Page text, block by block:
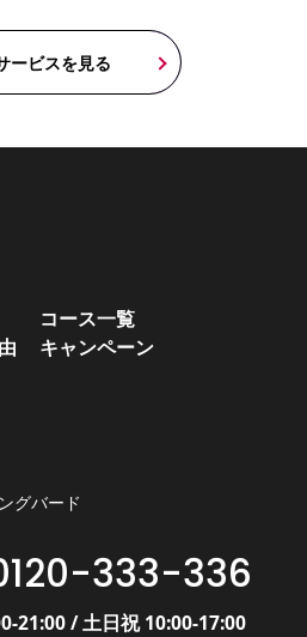
ービスを見る
コース一覧
キャンペーン
グバード
333-336
21:00 / 土日祝 10:00-17:00